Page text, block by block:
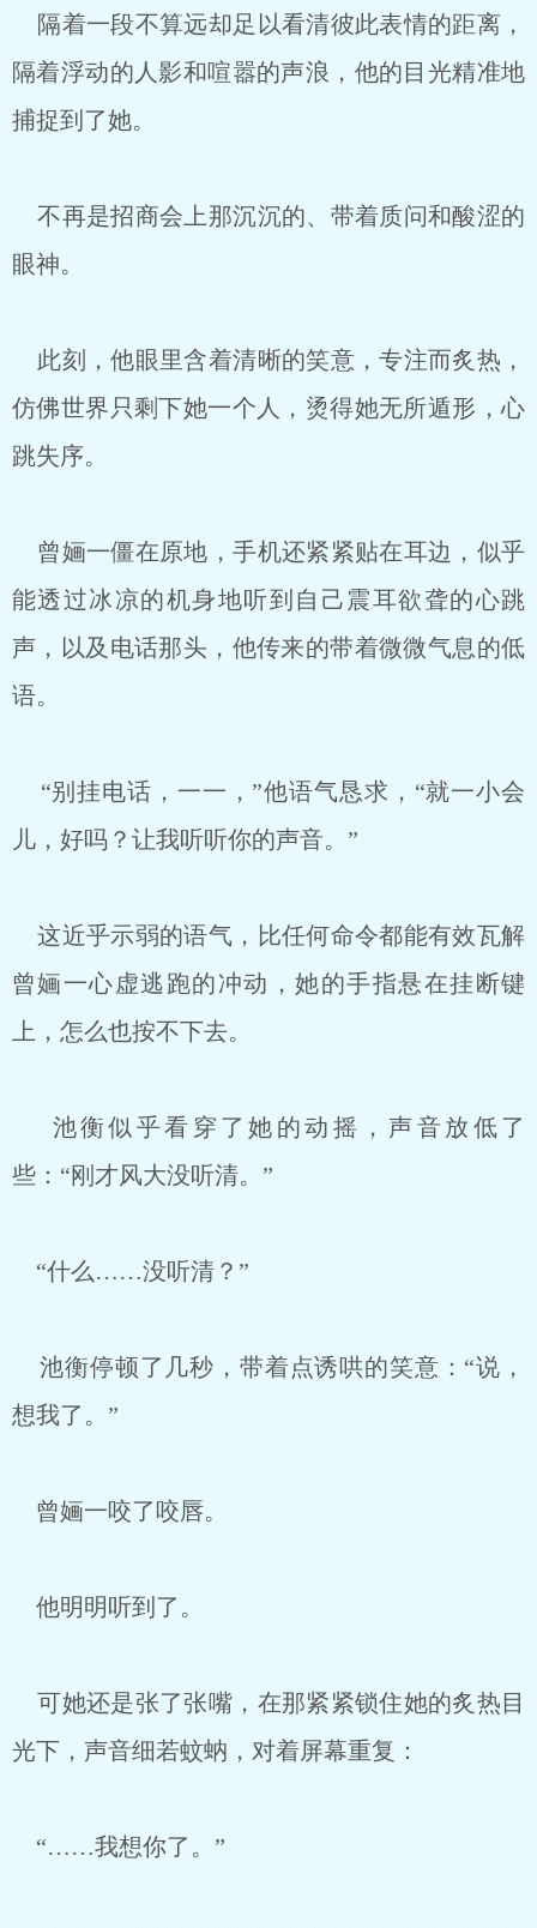
隔着一段不算远却足以看清彼此表情的距离，
隔着浮动的人影和喧嚣的声浪，他的目光精准地
捕捉到了她。
不再是招商会上那沉沉的、带着质问和酸涩的
眼神。
此刻，他眼里含着清晰的笑意，专注而炙热，
仿佛世界只剩下她一个人，烫得她无所遁形，心
跳失序。
曾婳一僵在原地，手机还紧紧贴在耳边，似乎
能透过冰凉的机身地听到自己震耳欲聋的心跳
声，以及电话那头，他传来的带着微微气息的低
语。
“别挂电话，一一，”他语气恳求，“就一小会
儿，好吗？让我听听你的声音。”
这近乎示弱的语气，比任何命令都能有效瓦解
曾婳一心虚逃跑的冲动，她的手指悬在挂断键
上，怎么也按不下去。
池衡似乎看穿了她的动摇，声音放低了
些：“刚才风大没听清。”
“什么……没听清？”
池衡停顿了几秒，带着点诱哄的笑意：“说，
想我了。”
曾婳一咬了咬唇。
他明明听到了。
可她还是张了张嘴，在那紧紧锁住她的炙热目
光下，声音细若蚊蚋，对着屏幕重复：
“……我想你了。”